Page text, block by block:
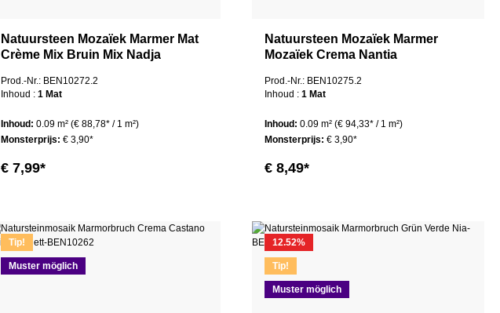
Natuursteen Mozaïek Marmer Mat
Crème Mix Bruin Mix Nadja
Prod.-Nr.: BEN10272.2
Inhoud : 1 Mat
Inhoud: 0.09 m² (€ 88,78* / 1 m²)
Monsterprijs: € 3,90*
€ 7,99*
Natuursteen Mozaïek Marmer
Mozaïek Crema Nantia
Prod.-Nr.: BEN10275.2
Inhoud : 1 Mat
Inhoud: 0.09 m² (€ 94,33* / 1 m²)
Monsterprijs: € 3,90*
€ 8,49*
Tip!
Muster möglich
12.52%
Tip!
Muster möglich